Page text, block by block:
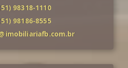
98318-1110
98186-8555